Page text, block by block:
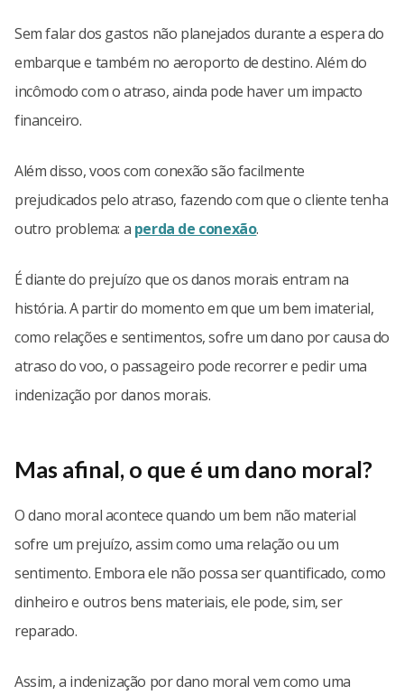
Sem falar dos gastos não planejados durante a espera do
embarque e também no aeroporto de destino. Além do
incômodo com o atraso, ainda pode haver um impacto
financeiro.
Além disso, voos com conexão são facilmente
prejudicados pelo atraso, fazendo com que o cliente tenha
outro problema: a perda de conexão.
É diante do prejuízo que os danos morais entram na
história. A partir do momento em que um bem imaterial,
como relações e sentimentos, sofre um dano por causa do
atraso do voo, o passageiro pode recorrer e pedir uma
indenização por danos morais.
Mas afinal, o que é um dano moral?
O dano moral acontece quando um bem não material
sofre um prejuízo, assim como uma relação ou um
sentimento. Embora ele não possa ser quantificado, como
dinheiro e outros bens materiais, ele pode, sim, ser
reparado.
Assim, a indenização por dano moral vem como uma